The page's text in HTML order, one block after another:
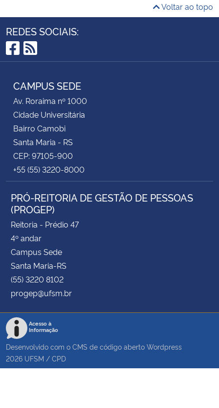
Voltar ao topo
REDES SOCIAIS:
Facebook
RSS
CAMPUS SEDE
Av. Roraima nº 1000
Cidade Universitária
Bairro Camobi
Santa Maria - RS
CEP: 97105-900
+55 (55) 3220-8000
PRÓ-REITORIA DE GESTÃO DE PESSOAS
(PROGEP)
Reitoria - Prédio 47
4º andar
Campus Sede
Santa Maria-RS
(55) 3220 8102
progep@ufsm.br
Acesso à
Informação
Desenvolvido com o CMS de código aberto Wordpress
2026 UFSM / CPD